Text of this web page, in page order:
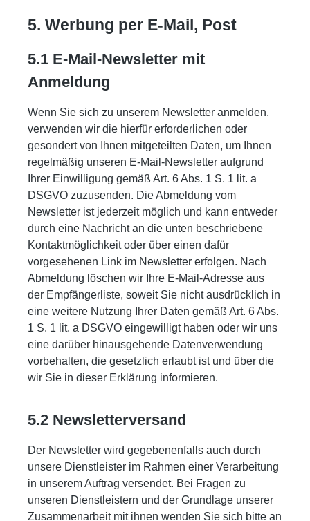
5. Werbung per E-Mail, Post
5.1 E-Mail-Newsletter mit
Anmeldung
Wenn Sie sich zu unserem Newsletter anmelden,
verwenden wir die hierfür erforderlichen oder
gesondert von Ihnen mitgeteilten Daten, um Ihnen
regelmäßig unseren E-Mail-Newsletter aufgrund
Ihrer Einwilligung gemäß Art. 6 Abs. 1 S. 1 lit. a
DSGVO zuzusenden. Die Abmeldung vom
Newsletter ist jederzeit möglich und kann entweder
durch eine Nachricht an die unten beschriebene
Kontaktmöglichkeit oder über einen dafür
vorgesehenen Link im Newsletter erfolgen. Nach
Abmeldung löschen wir Ihre E-Mail-Adresse aus
der Empfängerliste, soweit Sie nicht ausdrücklich in
eine weitere Nutzung Ihrer Daten gemäß Art. 6 Abs.
1 S. 1 lit. a DSGVO eingewilligt haben oder wir uns
eine darüber hinausgehende Datenverwendung
vorbehalten, die gesetzlich erlaubt ist und über die
wir Sie in dieser Erklärung informieren.
5.2 Newsletterversand
Der Newsletter wird gegebenenfalls auch durch
unsere Dienstleister im Rahmen einer Verarbeitung
in unserem Auftrag versendet. Bei Fragen zu
unseren Dienstleistern und der Grundlage unserer
Zusammenarbeit mit ihnen wenden Sie sich bitte an